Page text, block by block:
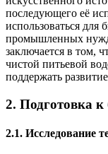
последующего её
использоваться для
промышленных
заключается в том,
чистой питьевой
поддержать
2. Подготовка
2.1. Исследование